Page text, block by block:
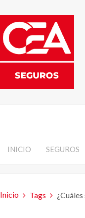
INICIO SEGUROS
Inicio Tags